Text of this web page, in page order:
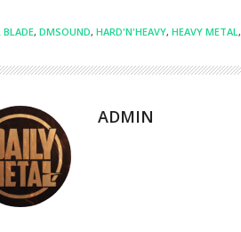
BLADE, DMSOUND, HARD'N'HEAVY, HEAVY METAL,
ADMIN